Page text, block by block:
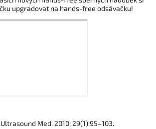
upgradovat na hands-free odsávačku!
Ultrasound Med. 2010; 29(1):95–103.